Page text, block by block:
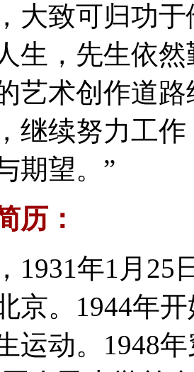
大致可归功
生，先生依
艺术创作道
继续努力工
期望。”
历：
1931年1月25
京。1944年
运动。1948